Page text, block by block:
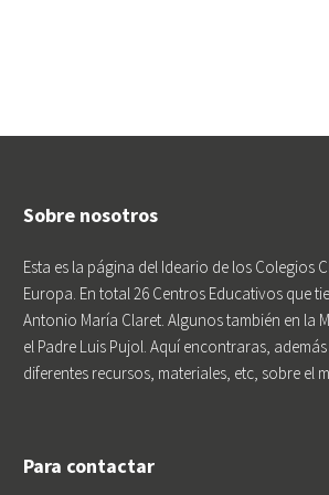
Sobre nosotros
Esta es la página del Ideario de los Colegios
Europa. En total 26 Centros Educativos que
Antonio María Claret. Algunos también en la
el Padre Luis Pujol. Aquí encontraras, además
diferentes recursos, materiales, etc, sobre el
Para contactar